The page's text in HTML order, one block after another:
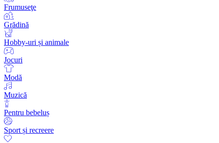
Frumuseţe
Grădină
Hobby-uri și animale
Jocuri
Modă
Muzică
Pentru bebeluș
Sport și recreere